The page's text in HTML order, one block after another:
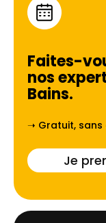
Faites-
nos
Bains.
➝ Gratuit, sans
Je